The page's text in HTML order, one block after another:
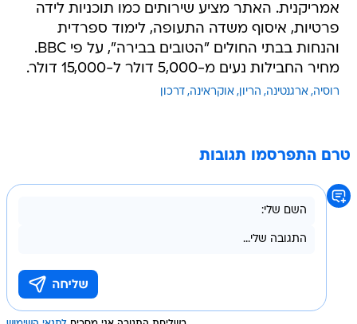
אמריקנית. האתר מציע שירותים כמו תוכניות לידה
פרטיות, איסוף משדה התעופה, לימוד ספרדית
והנחות בבתי החולים "הטובים בבירה", על פי BBC.
מחיר החבילות נעים מ-5,000 דולר ל-15,000 דולר.
רוסיה ארגנטינה הריון אוקראינה דרכון
טרם התפרסמו תגובות